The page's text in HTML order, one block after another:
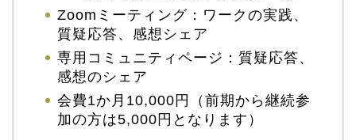
Zoomミーティング：ワークの実践、
質疑応答、感想シェア
専用コミュニティページ：質疑応答、
感想のシェア
会費1か月10,000円（前期から継続参
加の方は5,000円となります）